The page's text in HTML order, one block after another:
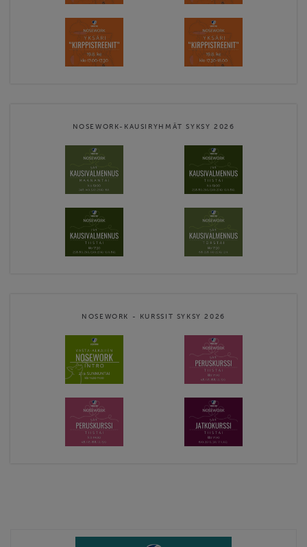
NOSEWORK-KAUSIRYHMÄT SYKSY 2026
NOSEWORK - KURSSIT SYKSY 2026